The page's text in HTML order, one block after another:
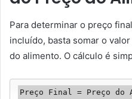
Para determinar o preço
incluído, basta somar o
do alimento. O cálculo é
Preço Final = Preço do